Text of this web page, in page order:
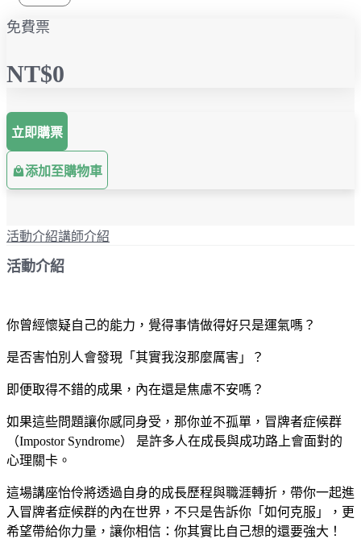
免費票
NT$0
立即購票
添加至購物車
活動介紹講師介紹
活動介紹
你曾經懷疑自己的能力，覺得事情做得好只是運氣嗎？
是否害怕別人會發現「其實我沒那麼厲害」？
即便取得不錯的成果，內在還是焦慮不安嗎？
如果這些問題讓你感同身受，那你並不孤單，冒牌者症候群
（Impostor Syndrome） 是許多人在成長與成功路上會面對的
心理關卡。
這場講座怡伶將透過自身的成長歷程與職涯轉折，帶你一起進
入冒牌者症候群的內在世界，不只是告訴你「如何克服」，更
希望帶給你力量，讓你相信：你其實比自己想的還要強大！